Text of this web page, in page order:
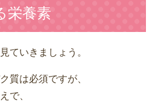
栄養素
ていきましょう。
質は必須ですが、
で、